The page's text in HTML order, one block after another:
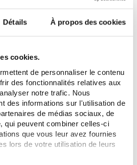
Détails À propos des cookies
cookies.
de personnaliser le contenu
des fonctionnalités relatives aux
notre trafic. Nous
des informations sur l'utilisation de
de médias sociaux, de
qui peuvent combiner celles-ci
que vous leur avez fournies
lors de votre utilisation de leurs
BION
BION 3 JUNIORS 60 COMPRIMES
FRAMBOISE